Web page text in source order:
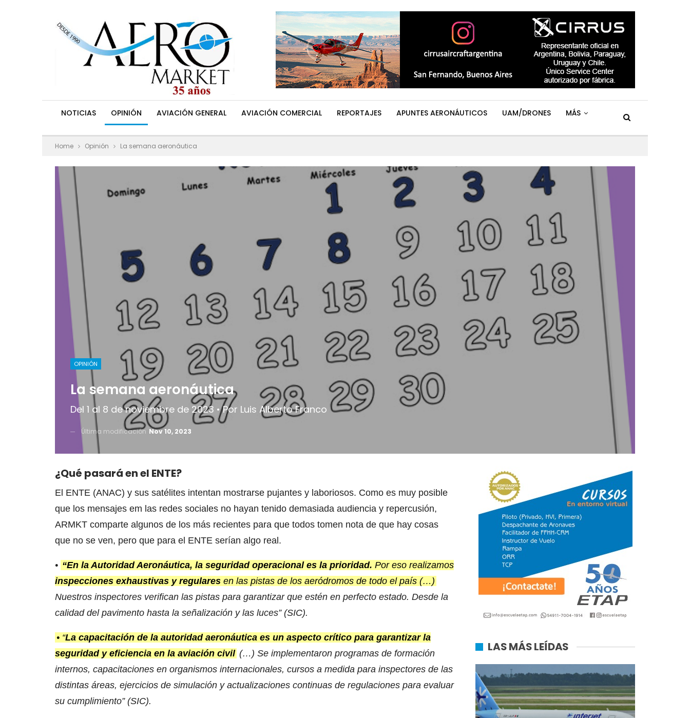
NOTICIAS OPINIÓN AVIACIÓN GENERAL AVIACIÓN COMERCIAL REPORTAJES APUNTES AERONÁUTICOS UAM/DRONES MÁS
Home Opinión La semana aeronáutica
OPINIÓN
La semana aeronáutica
Del 1 al 8 de noviembre de 2023 • Por Luis Alberto Franco
Última modificación Nov 10, 2023
¿Qué pasará en el ENTE?
El ENTE (ANAC) y sus satélites intentan mostrarse pujantes y laboriosos. Como es muy posible
que los mensajes em las redes sociales no hayan tenido demasiada audiencia y repercusión,
ARMKT comparte algunos de los más recientes para que todos tomen nota de que hay cosas
que no se ven, pero que para el ENTE serían algo real.
• “En la Autoridad Aeronáutica, la seguridad operacional es la prioridad. Por eso realizamos
inspecciones exhaustivas y regulares en las pistas de los aeródromos de todo el país (…)
Nuestros inspectores verifican las pistas para garantizar que estén en perfecto estado. Desde la
calidad del pavimento hasta la señalización y las luces” (SIC).
• “La capacitación de la autoridad aeronáutica es un aspecto crítico para garantizar la
seguridad y eficiencia en la aviación civil (…) Se implementaron programas de formación
internos, capacitaciones en organismos internacionales, cursos a medida para inspectores de las
distintas áreas, ejercicios de simulación y actualizaciones continuas de regulaciones para evaluar
su cumplimiento” (SIC).
LAS MÁS LEÍDAS